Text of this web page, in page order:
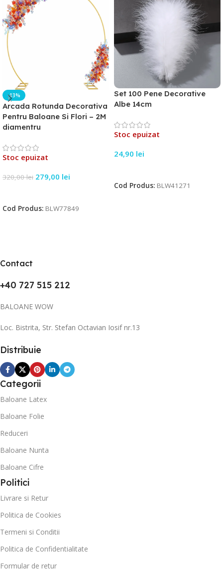
-13%
Arcada Rotunda Decorativa
Pentru Baloane Si Flori – 2M
diamentru
Stoc epuizat
320,00lei 279,00 lei
Cod Produs: BLW77849
Set 100 Pene Decorative
Albe 14cm
Stoc epuizat
24,90 lei
Cod Produs: BLW41271
Contact
+40 727 515 212
BALOANE WOW
Loc. Bistrita, Str. Stefan Octavian Iosif nr.13
Distribuie
Categorii
Baloane Latex
Baloane Folie
Reduceri
Baloane Nunta
Baloane Cifre
Politici
Livrare si Retur
Politica de Cookies
Termeni si Conditii
Politica de Confidentialitate
Formular de retur